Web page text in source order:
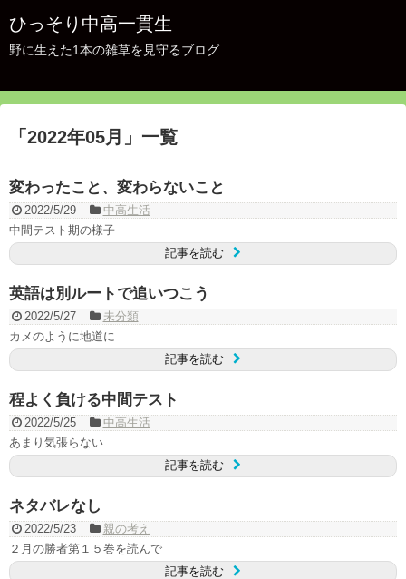
ひっそり中高一貫生
野に生えた1本の雑草を見守るブログ
「 2022年05月 」 一覧
変わったこと、変わらないこと
2022/5/29
中高生活
中間テスト期の様子
記事を読む
英語は別ルートで追いつこう
2022/5/27
未分類
カメのように地道に
記事を読む
程よく負ける中間テスト
2022/5/25
中高生活
あまり気張らない
記事を読む
ネタバレなし
2022/5/23
親の考え
２月の勝者第１５巻を読んで
記事を読む